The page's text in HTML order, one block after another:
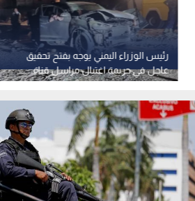
رئيس الوزراء اليمني يوجه بفتح تحقيق
عاجل في جريمة اغتيال مراسل قناة
العربية محمد عيضة